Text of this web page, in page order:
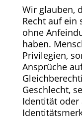
Wir glauben,
Recht auf ein
ohne
haben.
Privilegien,
Ansprüche
Geschlecht,
Identität oder